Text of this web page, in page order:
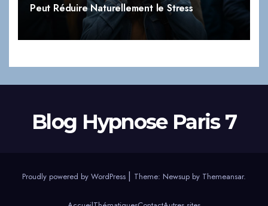
Peut Réduire Naturellement le Stress
Blog Hypnose Paris 7
Proudly powered by WordPress | Theme: Newsup by Themeansar.